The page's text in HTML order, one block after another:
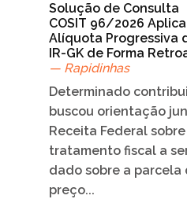
Solução de Consulta
COSIT 96/2026 Aplica
Alíquota Progressiva
IR-GK de Forma
— Rapidinhas
Determinado
buscou orientação
Receita Federal
tratamento fiscal a
dado sobre a parcela
preço...